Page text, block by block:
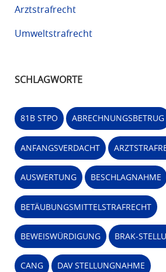
Arztstrafrecht
Umweltstrafrecht
SCHLAGWORTE
81B STPO ABRECHNUNGSBETRUG
ANFANGSVERDACHT
AUSWERTUNG BESCHLAGNAHME
BETÄUBUNGSMITTELSTRAFRECHT
BEWEISWÜRDIGUNG BRAK-
CANG DAV STELLUNGNAHME